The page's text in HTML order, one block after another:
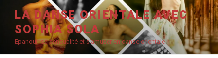
contenu
principal
LA DANSE ORIENTALE AVEC
SOPHIA SOLA
Epanouir sa sensualité et s'amuser en danse orientale